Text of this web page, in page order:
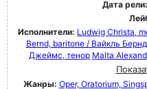
Дата
Исполнители: Ludwig Christa,
Bernd, baritone / Вайкль
Джеймс, тенор Malta
Жанры: Oper, Oratorium,